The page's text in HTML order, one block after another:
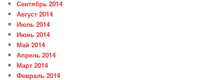
Сентябрь 2014
Август 2014
Июль 2014
Июнь 2014
Май 2014
Апрель 2014
Март 2014
Февраль 2014